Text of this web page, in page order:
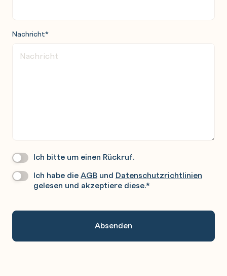
Nachricht*
Wir
Sie
Ich bitte um einen Rückruf.
Datenschutz*
Ich habe dieAGB und Datenschutzrichtlinien
gelesen und akzeptiere diese.*